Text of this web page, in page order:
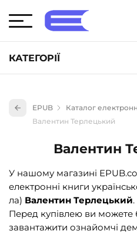
КАТЕГОРІЇ
Книги для дітей (835)
Науково-популярна
Навчальна література та
Енциклопедії, довідники,
Подарункові сертифікати
EPUB
Каталог
Валентин Терлецький
Валентин
У нашому магазині
електронні книги
ла) Валентин Терлецький.
Перед купівлею ви можете
завантажити ознайомчі